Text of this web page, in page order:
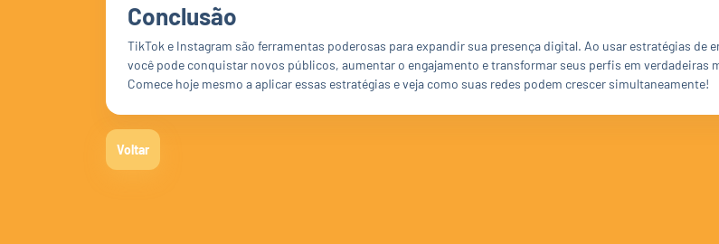
Conclusão
TikTok e Instagram são ferramentas poderosas para expandir sua presença digital. Ao usar estratégias de
você pode conquistar novos públicos, aumentar o engajamento e transformar seus perfis em verdadeiras
Comece hoje mesmo a aplicar essas estratégias e veja como suas redes podem crescer simultaneamente!
Voltar